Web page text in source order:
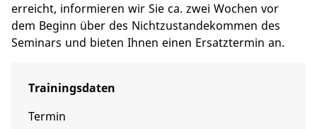
erreicht, informieren wir Sie ca. zwei Wochen vor
dem Beginn über des Nichtzustandekommen des
Seminars und bieten Ihnen einen Ersatztermin an.
Trainingsdaten
Termin